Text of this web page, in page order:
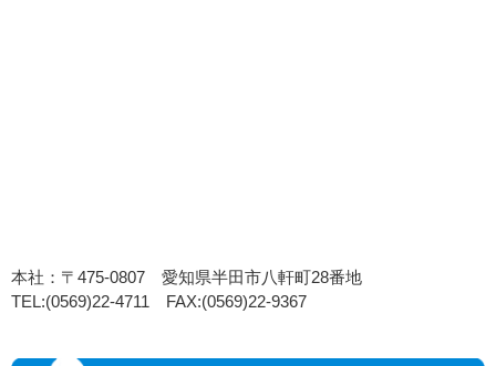
本社：〒475-0807 愛知県半田市八軒町28番地
TEL:(0569)22-4711 FAX:(0569)22-9367